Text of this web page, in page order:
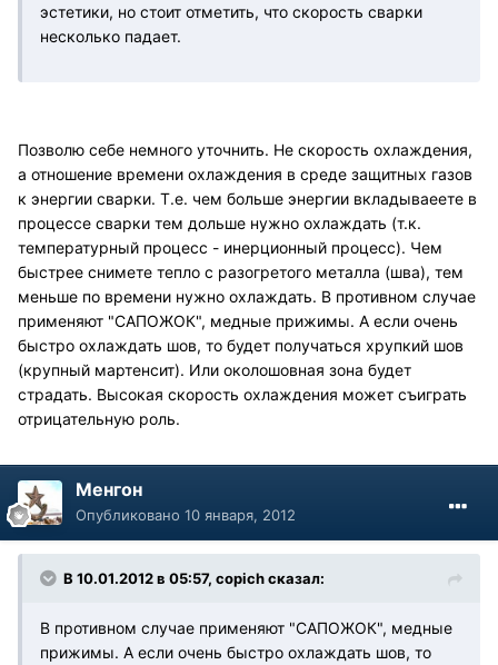
эстетики, но стоит отметить, что скорость сварки
несколько падает.
Позволю себе немного уточнить. Не скорость охлаждения,
а отношение времени охлаждения в среде защитных газов
к энергии сварки. Т.е. чем больше энергии вкладываеете в
процессе сварки тем дольше нужно охлаждать (т.к.
температурный процесс - инерционный процесс). Чем
быстрее снимете тепло с разогретого металла (шва), тем
меньше по времени нужно охлаждать. В противном случае
применяют "САПОЖОК", медные прижимы. А если очень
быстро охлаждать шов, то будет получаться хрупкий шов
(крупный мартенсит). Или околошовная зона будет
страдать. Высокая скорость охлаждения может съиграть
отрицательную роль.
Менгон
Опубликовано 10 января, 2012
В 10.01.2012 в 05:57, copich сказал:
В противном случае применяют "САПОЖОК", медные
прижимы. А если очень быстро охлаждать шов, то